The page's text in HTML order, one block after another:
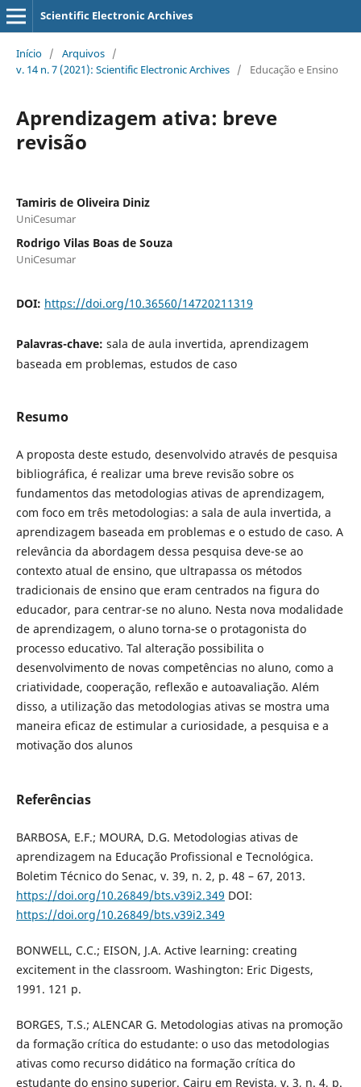
Scientific Electronic Archives
Início / Arquivos /
v. 14 n. 7 (2021): Scientific Electronic Archives / Educação e Ensino
Aprendizagem ativa: breve
revisão
Tamiris de Oliveira Diniz
UniCesumar
Rodrigo Vilas Boas de Souza
UniCesumar
DOI: https://doi.org/10.36560/14720211319
Palavras-chave: sala de aula invertida, aprendizagem
baseada em problemas, estudos de caso
Resumo
A proposta deste estudo, desenvolvido através de pesquisa
bibliográfica, é realizar uma breve revisão sobre os
fundamentos das metodologias ativas de aprendizagem,
com foco em três metodologias: a sala de aula invertida, a
aprendizagem baseada em problemas e o estudo de caso. A
relevância da abordagem dessa pesquisa deve-se ao
contexto atual de ensino, que ultrapassa os métodos
tradicionais de ensino que eram centrados na figura do
educador, para centrar-se no aluno. Nesta nova modalidade
de aprendizagem, o aluno torna-se o protagonista do
processo educativo. Tal alteração possibilita o
desenvolvimento de novas competências no aluno, como a
criatividade, cooperação, reflexão e autoavaliação. Além
disso, a utilização das metodologias ativas se mostra uma
maneira eficaz de estimular a curiosidade, a pesquisa e a
motivação dos alunos
Referências
BARBOSA, E.F.; MOURA, D.G. Metodologias ativas de
aprendizagem na Educação Profissional e Tecnológica.
Boletim Técnico do Senac, v. 39, n. 2, p. 48 – 67, 2013.
https://doi.org/10.26849/bts.v39i2.349 DOI:
https://doi.org/10.26849/bts.v39i2.349
BONWELL, C.C.; EISON, J.A. Active learning: creating
excitement in the classroom. Washington: Eric Digests,
1991. 121 p.
BORGES, T.S.; ALENCAR G. Metodologias ativas na promoção
da formação crítica do estudante: o uso das metodologias
ativas como recurso didático na formação crítica do
estudante do ensino superior. Cairu em Revista, v. 3, n. 4, p.